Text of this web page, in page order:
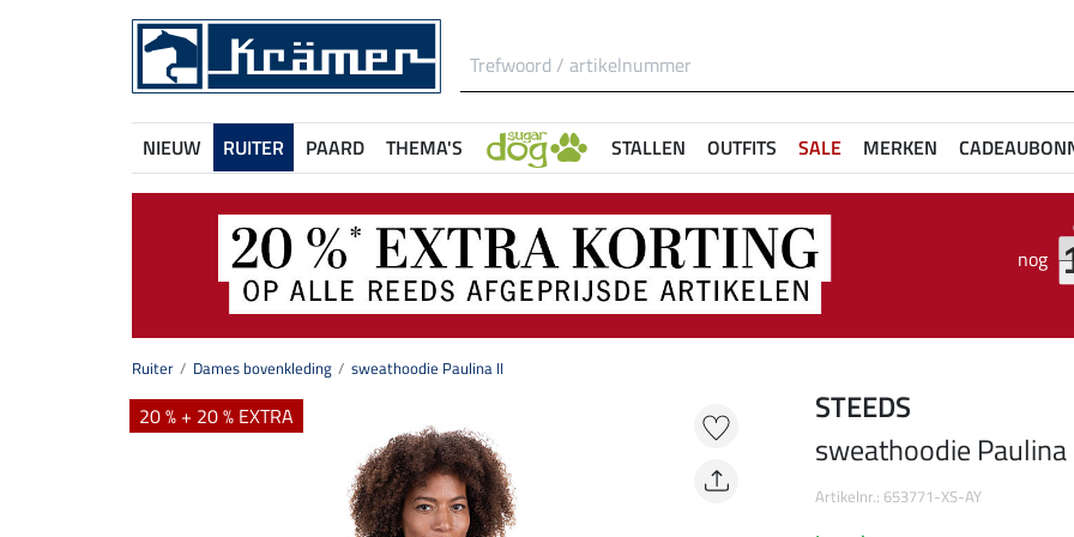
NIEUW RUITER PAARD THEMA'S STALLEN OUTFITS SALE MERKEN
nog
Ruiter Dames bovenkleding sweathoodie Paulina II
20 % + 20 % EXTRA
STEEDS
sweathoodie Paulina
Artikelnr.: 653771-XS-AY